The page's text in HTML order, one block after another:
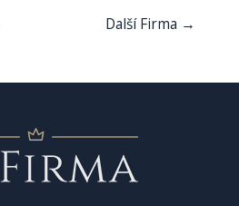
Další Firma →